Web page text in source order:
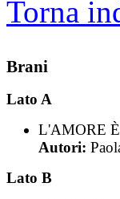
Torna
Brani
Lato A
L'AMORE
Autori:
Lato B